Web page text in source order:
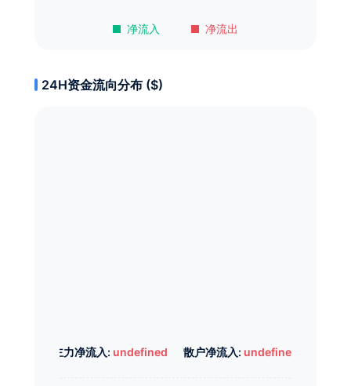
净流入 净流出
24H资金流向分布 ($)
主力净流入: undefined 散户净流入: undefined